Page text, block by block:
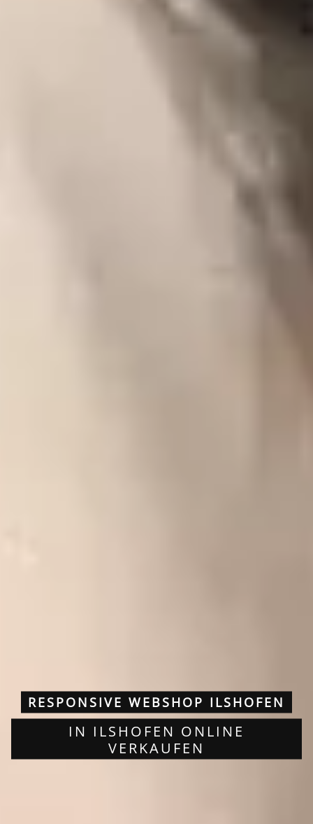
RESPONSIVE WEBSHOP ILSHOFEN
IN ILSHOFEN ONLINE
VERKAUFEN